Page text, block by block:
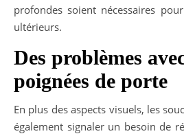
profondes soient nécessaires
ultérieurs.
Des problèmes
poignées de porte
En plus des aspects visuels, les
également signaler un besoin de